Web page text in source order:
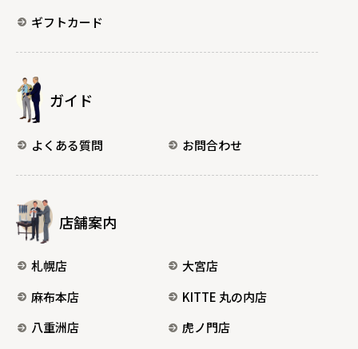
ギフトカード
ガイド
よくある質問 お問合わせ
店舗案内
札幌店
大宮店
麻布本店
KITTE 丸の内店
八重洲店
虎ノ門店